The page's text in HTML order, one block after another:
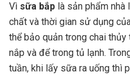
Vì sữa bắp là sản phẩm nhà
chất và thời gian sử dụng
thể bảo quản trong chai
nắp và để trong tủ lạnh.
tuần, khi lấy sữa ra uống thì